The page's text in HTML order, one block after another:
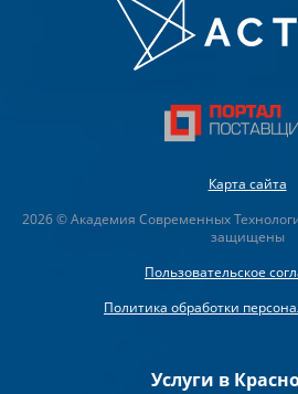
Карта сайта
2026 © Академия Современных
защищены
Пользовательское
Политика обработки
Услуги в